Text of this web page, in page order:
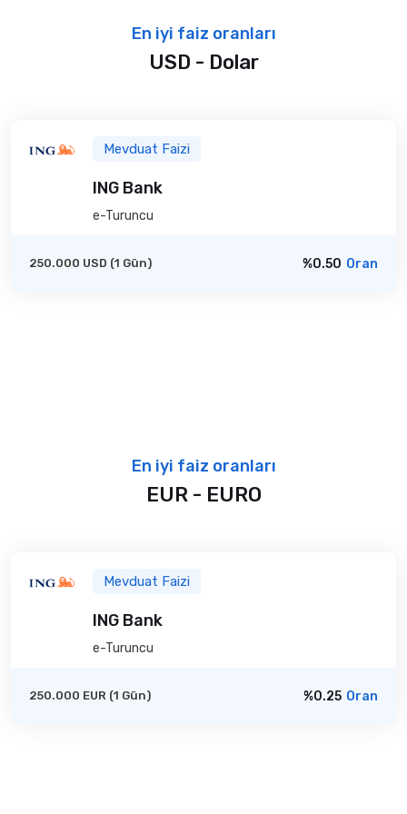
En iyi faiz oranları
USD - Dolar
Mevduat Faizi
ING Bank
e-Turuncu
250.000 USD (1 Gün) %0.50 Oran
En iyi faiz oranları
EUR - EURO
Mevduat Faizi
ING Bank
e-Turuncu
250.000 EUR (1 Gün) %0.25 Oran